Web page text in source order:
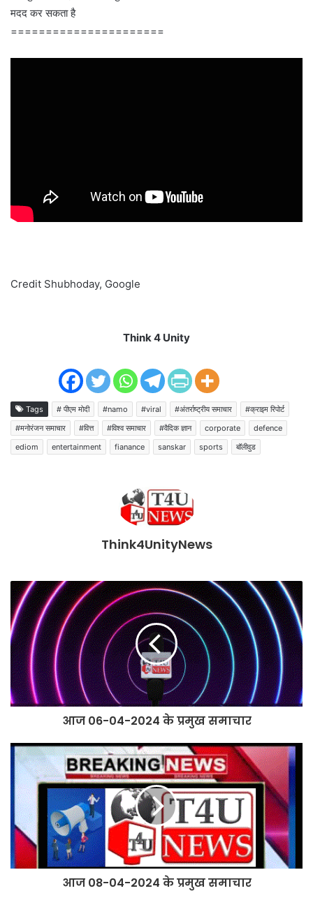
मदद कर सकता है
======================
Credit Shubhoday, Google
Think 4 Unity
Tags # पीएम मोदी #namo #viral #अंतर्राष्ट्रीय समाचार
#क्राइम रिपोर्ट
#मनोरंजन समाचार
#वित्त #विश्व समाचार #वैदिक ज्ञान corporate
defence
ediom
entertainment fianance sanskar sports बॉलीवुड
Think4UnityNews
आज 06-04-2024 के प्रमुख समाचार
आज 08-04-2024 के प्रमुख समाचार